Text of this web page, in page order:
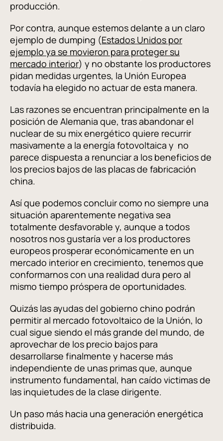
producción.
Por contra, aunque estemos delante a un claro
ejemplo de dumping (Estados Unidos por
ejemplo ya se movieron para proteger su
mercado interior) y no obstante los productores
pidan medidas urgentes, la Unión Europea
todavía ha elegido no actuar de esta manera.
Las razones se encuentran principalmente en la
posición de Alemania que, tras abandonar el
nuclear de su mix energético quiere recurrir
masivamente a la energía fotovoltaica y no
parece dispuesta a renunciar a los beneficios de
los precios bajos de las placas de fabricación
china.
Así que podemos concluir como no siempre una
situación aparentemente negativa sea
totalmente desfavorable y, aunque a todos
nosotros nos gustaría ver a los productores
europeos prosperar económicamente en un
mercado interior en crecimiento, tenemos que
conformarnos con una realidad dura pero al
mismo tiempo próspera de oportunidades.
Quizás las ayudas del gobierno chino podrán
permitir al mercado fotovoltaico de la Unión, lo
cual sigue siendo el más grande del mundo, de
aprovechar de los precio bajos para
desarrollarse finalmente y hacerse más
independiente de unas primas que, aunque
instrumento fundamental, han caído victimas de
las inquietudes de la clase dirigente.
Un paso más hacia una generación energética
distribuida.